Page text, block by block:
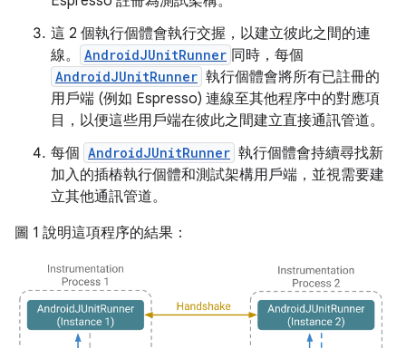
這 2 個執行個體會執行交握，以建立彼此之間的連
線。
AndroidJUnitRunner 同時，每個
AndroidJUnitRunner 執行個體會將所有已註冊的
用戶端 (例如 Espresso) 連線至其他程序中的對應項
目，以便這些用戶端在彼此之間建立直接通訊管道。
每個 AndroidJUnitRunner 執行個體會持續尋找新
加入的插樁執行個體和測試架構用戶端，並視需要建
立其他通訊管道。
圖 1 說明這項程序的結果：